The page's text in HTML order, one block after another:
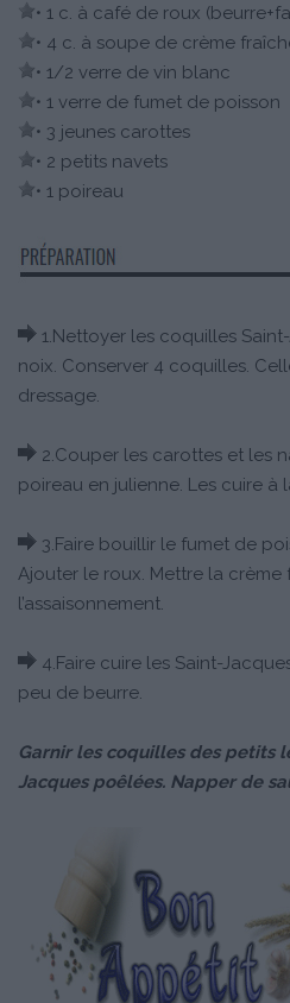
• 1 c. à café de roux
• 4 c. à soupe de crème
• 1/2 verre de vin blanc
• 1 verre de fumet de poisson
• 3 jeunes carottes
• 2 petits navets
• 1 poireau
1.Nettoyer les coquilles
noix. Conserver 4 coquilles.
dressage.
2.Couper les carottes et les
poireau en julienne. Les cuire à
3.Faire bouillir le fumet de
Ajouter le roux. Mettre la crème
l’assaisonnement.
4.Faire cuire les Saint-
peu de beurre.
Garnir les coquilles des petits
Jacques poêlées. Napper de